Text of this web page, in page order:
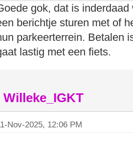
gok, dat is
berichtje sturen met of
parkeerterrein. Betalen
lastig met een fiets.
Willeke_IGKT
Nov-2025, 12:06 PM